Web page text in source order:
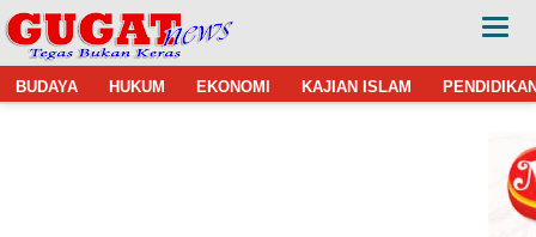
BUDAYA HUKUM EKONOMI KAJIAN ISLAM